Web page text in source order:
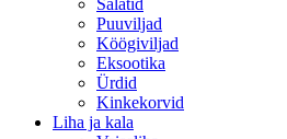
Salatid
Puuviljad
Köögiviljad
Eksootika
Ürdid
Kinkekorvid
Liha ja kala